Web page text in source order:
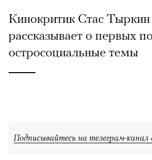
Кинокритик Стас Тыркин
рассказывает о первых
остросоциальные темы
Подписывайтесь на телеграм-